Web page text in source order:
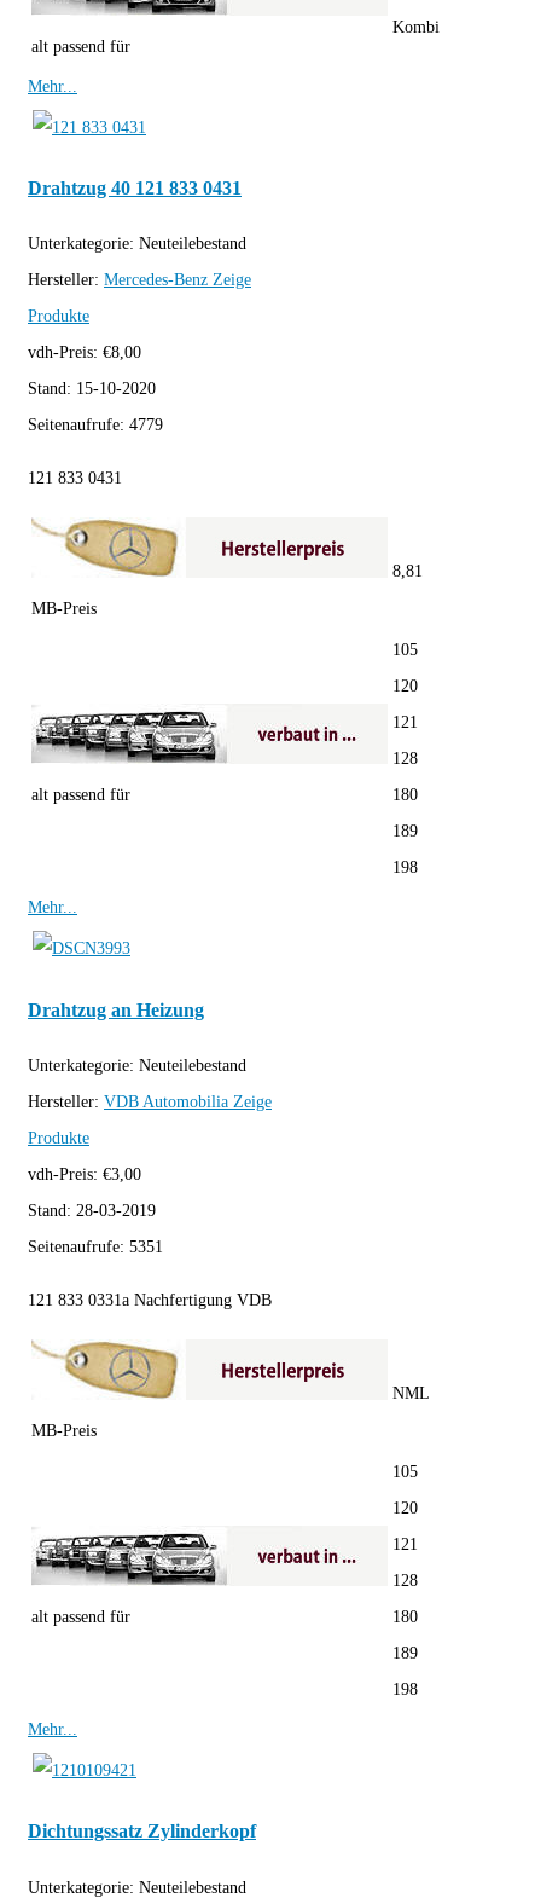
alt passend für
Kombi
Mehr...
Drahtzug 40 121 833 0431
Unterkategorie: Neuteilebestand
Hersteller: Mercedes-Benz Zeige
Produkte
vdh-Preis: €8,00
Stand: 15-10-2020
Seitenaufrufe: 4779
121 833 0431
MB-Preis
8,81
alt passend für
105
120
121
128
180
189
198
Mehr...
Drahtzug an Heizung
Unterkategorie: Neuteilebestand
Hersteller: VDB Automobilia Zeige
Produkte
vdh-Preis: €3,00
Stand: 28-03-2019
Seitenaufrufe: 5351
121 833 0331a Nachfertigung VDB
MB-Preis
NML
alt passend für
105
120
121
128
180
189
198
Mehr...
Dichtungssatz Zylinderkopf
Unterkategorie: Neuteilebestand